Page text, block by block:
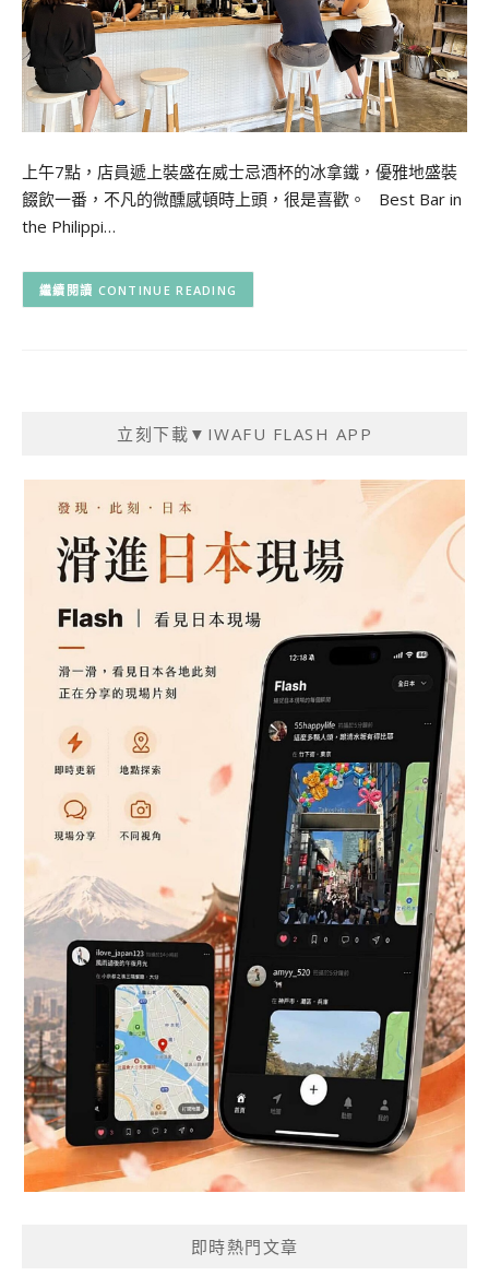
上午7點，店員遞上裝盛在威士忌酒杯的冰拿鐵，優雅地盛裝
餟飲一番，不凡的微醺感頓時上頭，很是喜歡。 Best Bar in
the Philippi…
CONTINUE READING
立刻下載▼IWAFU FLASH APP
即時熱門文章